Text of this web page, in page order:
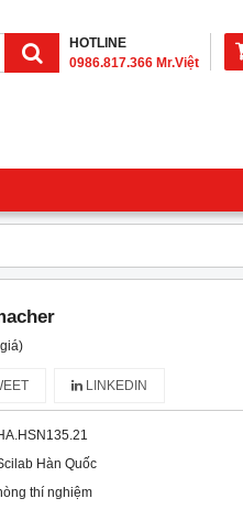
HOTLINE
0986.817.366 Mr.Việt
LINKEDIN
Hàn Quốc
thí nghiệm